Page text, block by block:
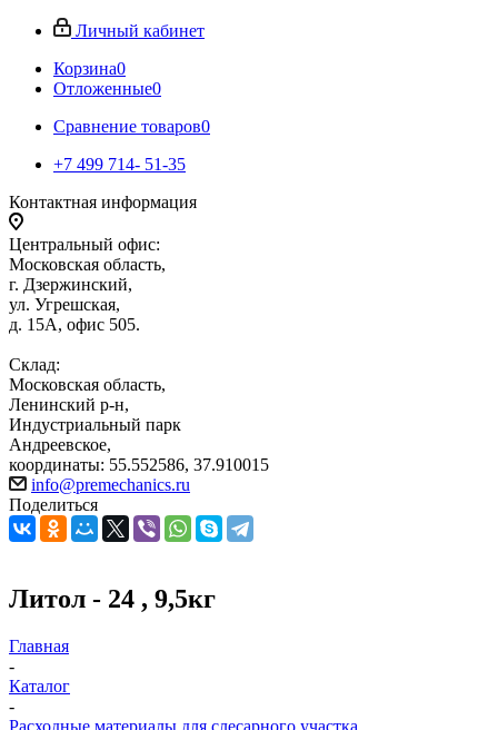
Личный кабинет
Корзина0
Отложенные0
Сравнение товаров0
+7 499 714- 51-35
Контактная информация
Центральный офис:
Московская область,
г. Дзержинский,
ул. Угрешская,
д. 15А, офис 505.
Склад:
Московская область,
Ленинский р-н,
Индустриальный парк
Андреевское,
координаты: 55.552586, 37.910015
info@premechanics.ru
Поделиться
Литол - 24 , 9,5кг
Главная
-
Каталог
-
Расходные материалы для слесарного участка